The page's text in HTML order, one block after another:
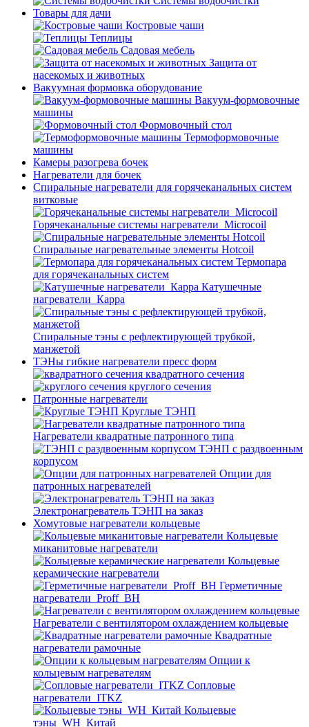
Товары для дачи
Костровые чаши
Теплицы
Садовая мебель
Защита от
насекомых и животных
Вакуумная формовка оборудование
Вакуум-формовочные
машины
Формовочный стол
Термоформовочные
машины
Камеры разогрева бочек
Нагреватели для бочек
Спиральные нагреватели для горячеканальных систем
витковые
Горячеканальные системы нагреватели_Microcoil
Спиральные нагревательные элементы Hotcoil
Термопара
для горячеканальных систем
Катушечные
нагреватели_Карра
Спиральные тэны с рефлектирующей трубкой,
манжетой
ТЭНы гибкие нагреватели пресс форм
квадратного сечения
круглого сечения
Патронные нагреватели
Круглые ТЭНП
Нагреватели квадратные патронного типа
ТЭНП с раздвоенным
корпусом
Опции для
патронных нагревателей
Электронагреватель ТЭНП на заказ
Хомутовые нагреватели кольцевые
Кольцевые
миканитовые нагреватели
Кольцевые
керамические нагреватели
Герметичные
нагреватели_Proff_BH
Нагреватели с вентилятором охлаждением кольцевые
Квадратные
нагреватели рамочные
Опции к
кольцевым нагревателям
Cопловые
нагреватели_ITKZ
Кольцевые
тэны_WH_Китай